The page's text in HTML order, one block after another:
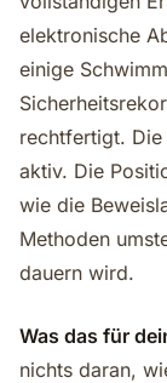
elektronische
einige
rechtfertigt.
aktiv. Die
wie die
Methoden
dauern wird.
Was das für
nichts daran,